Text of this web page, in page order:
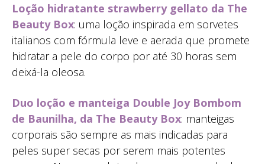
Loção hidratante strawberry gellato da The
Beauty Box: uma loção inspirada em sorvetes
italianos com fórmula leve e aerada que promete
hidratar a pele do corpo por até 30 horas sem
deixá-la oleosa.
Duo loção e manteiga Double Joy Bombom
de Baunilha, da The Beauty Box: manteigas
corporais são sempre as mais indicadas para
peles super secas por serem mais potentes